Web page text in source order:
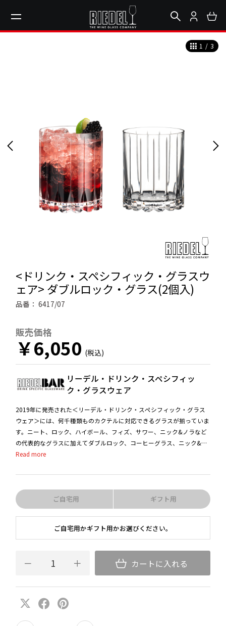
1 / 3
<ドリンク・スペシフィック・グラスウ
ェア> ダブルロック・グラス(2個入)
品番：6417/07
販売価格
￥6,050
リーデル・ドリンク・スペシフィッ
ク・グラスウェア
2019年に発売された＜リーデル・ドリンク・スペシフィック・グラス
ウェア＞には、何千種類ものカクテルに対応できるグラスが揃っていま
す。ニート、ロック、ハイボール、フィズ、サワー、ニック&ノラなど
の代表的なグラスに加えてダブルロック、コーヒーグラス、ニック&ノ
ララージも仲間入りしました。このコレクションは、カクテルの名店に
ス(Zane Harris)氏と、レストランやバーのニーズにとことん応えるシリ
スで、ワンランク上のカクテルをお楽しみください。
ご自宅用 ギフト用
ご自宅用かギフト用かお選びください。
カートに入れる